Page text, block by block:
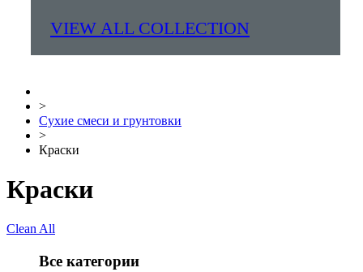
VIEW ALL COLLECTION
>
Сухие смеси и грунтовки
>
Краски
Краски
Clean All
Все категории